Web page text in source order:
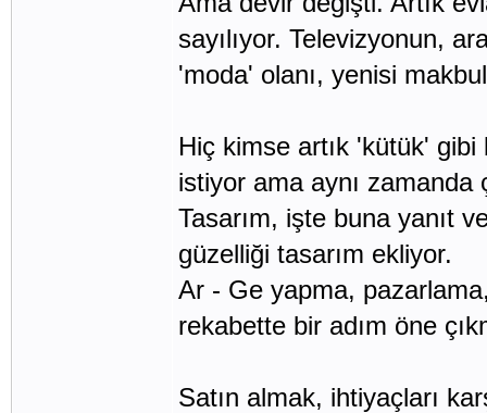
sayılıyor. Televizyonun,
'moda' olanı, yenisi
Hiç kimse artık 'kütük'
istiyor ama aynı
Tasarım, işte buna yanıt
güzelliği tasarım ekliyor.
Ar - Ge yapma,
rekabette bir adım öne
Satın almak, ihtiyaçları